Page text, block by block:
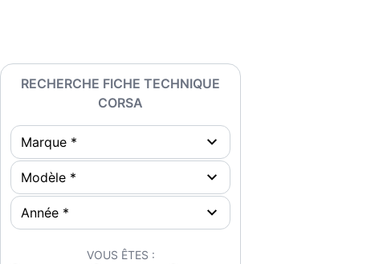
RECHERCHE FICHE TECHNIQUE
CORSA
VOUS ÊTES :